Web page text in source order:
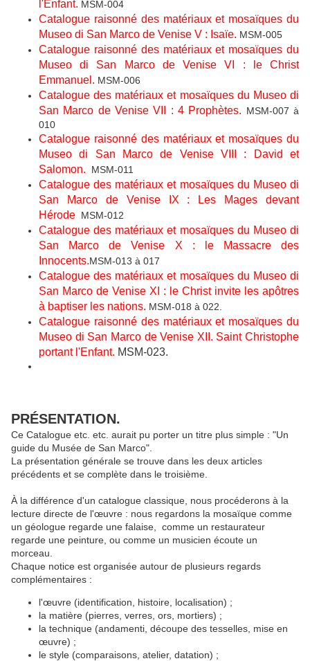
l'Enfant. MSM-004
Catalogue raisonné des matériaux et mosaïques du
Museo di San Marco de Venise V : Isaïe. MSM-005
Catalogue raisonné des matériaux et mosaïques du
Museo di San Marco de Venise VI : le Christ
Emmanuel. MSM-006
Catalogue des matériaux et mosaïques du Museo di
San Marco de Venise VII : 4 Prophètes. MSM-007 à
010
Catalogue raisonné des matériaux et mosaïques du
Museo di San Marco de Venise VIII : David et
Salomon. MSM-011
Catalogue des matériaux et mosaïques du Museo di
San Marco de Venise IX : Les Mages devant
Hérode MSM-012
Catalogue des matériaux et mosaïques du Museo di
San Marco de Venise X : le Massacre des
Innocents.MSM-013 à 017
Catalogue des matériaux et mosaïques du Museo di
San Marco de Venise XI : le Christ invite les apôtres
à baptiser les nations. MSM-018 à 022.
Catalogue raisonné des matériaux et mosaïques du
Museo di San Marco de Venise XII. Saint Christophe
portant l'Enfant. MSM-023.
PRÉSENTATION.
Ce Catalogue etc. etc. aurait pu porter un titre plus simple : "Un
guide du Musée de San Marco".
La présentation générale se trouve dans les deux articles
précédents et se complète dans le troisième.
À la différence d'un catalogue classique, nous procéderons à la
lecture directe de l'œuvre : nous regardons la mosaïque comme
un géologue regarde une falaise, comme un restaurateur
regarde une peinture, ou comme un musicien écoute un
morceau.
Chaque notice est organisée autour de plusieurs regards
complémentaires :
l'œuvre (identification, histoire, localisation) ;
la matière (pierres, verres, ors, mortiers) ;
la technique (andamenti, découpe des tesselles, mise en
œuvre) ;
le style (comparaisons, atelier, datation) ;